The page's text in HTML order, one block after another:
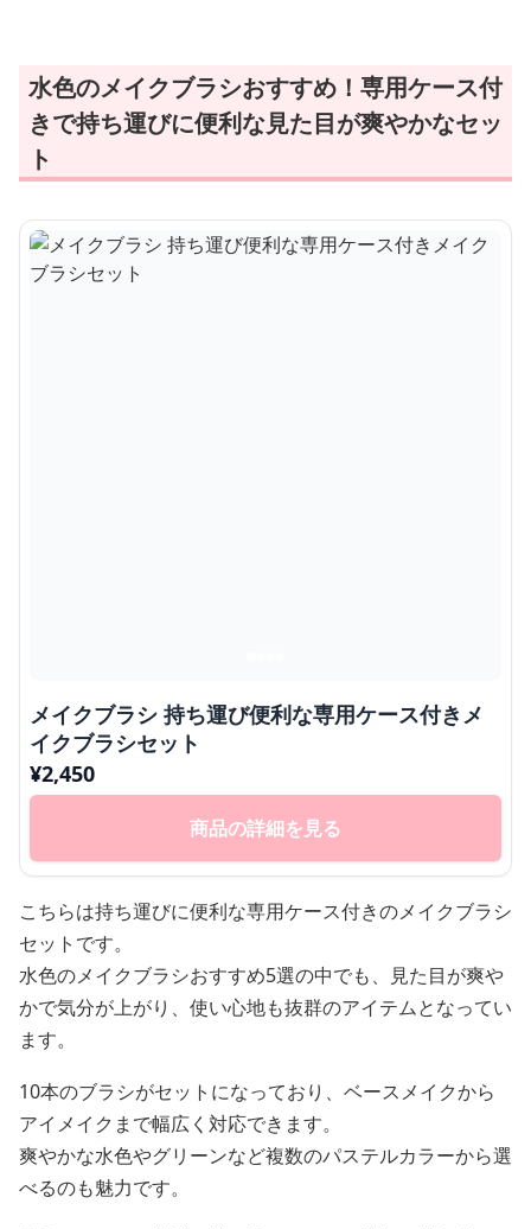
水色のメイクブラシおすすめ！専用ケース付
きで持ち運びに便利な見た目が爽やかなセッ
ト
メイクブラシ 持ち運び便利な専用ケース付きメ
イクブラシセット
¥2,450
商品の詳細を見る
こちらは持ち運びに便利な専用ケース付きのメイクブラシ
セットです。
水色のメイクブラシおすすめ5選の中でも、見た目が爽や
かで気分が上がり、使い心地も抜群のアイテムとなってい
ます。
10本のブラシがセットになっており、ベースメイクから
アイメイクまで幅広く対応できます。
爽やかな水色やグリーンなど複数のパステルカラーから選
べるのも魅力です。